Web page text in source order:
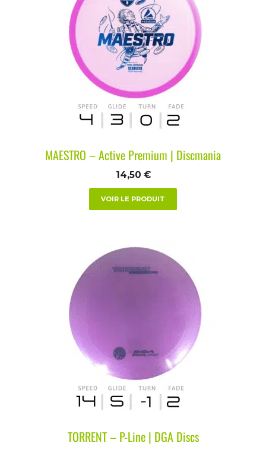
MAESTRO – Active Premium | Discmania
14,50 €
VOIR LE PRODUIT
TORRENT – P-Line | DGA Discs